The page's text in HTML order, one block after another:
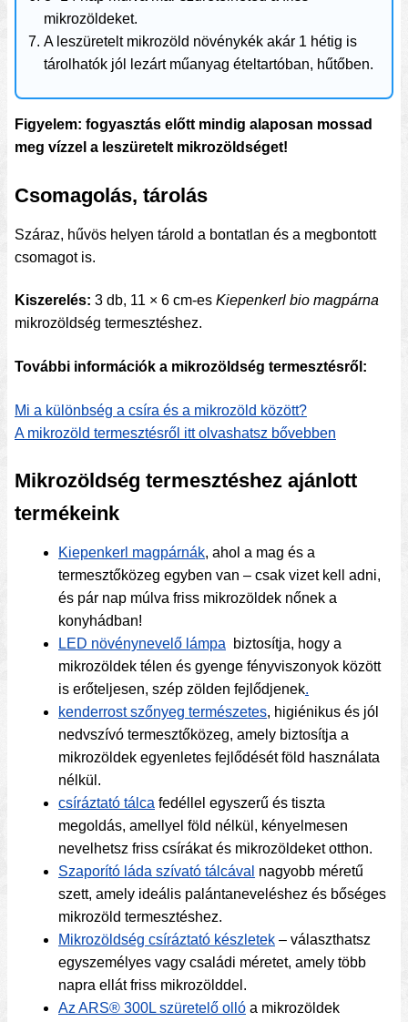
mikrozöldeket.
A leszüretelt mikrozöld növénykék akár 1 hétig is
tárolhatók jól lezárt műanyag ételtartóban, hűtőben.
Figyelem: fogyasztás előtt mindig alaposan mossad
meg vízzel a leszüretelt mikrozöldséget!
Csomagolás, tárolás
Száraz, hűvös helyen tárold a bontatlan és a megbontott
csomagot is.
Kiszerelés: 3 db, 11 × 6 cm-es Kiepenkerl bio magpárna
mikrozöldség termesztéshez.
További információk a mikrozöldség termesztésről:
Mi a különbség a csíra és a mikrozöld között?
A mikrozöld termesztésről itt olvashatsz bővebben
Mikrozöldség termesztéshez ajánlott
termékeink
Kiepenkerl magpárnák, ahol a mag és a
termesztőközeg egyben van – csak vizet kell adni,
és pár nap múlva friss mikrozöldek nőnek a
konyhádban!
LED növénynevelő lámpa biztosítja, hogy a
mikrozöldek télen és gyenge fényviszonyok között
is erőteljesen, szép zölden fejlődjenek.
kenderrost szőnyeg természetes, higiénikus és jól
nedvszívó termesztőközeg, amely biztosítja a
mikrozöldek egyenletes fejlődését föld használata
nélkül.
csíráztató tálca fedéllel egyszerű és tiszta
megoldás, amellyel föld nélkül, kényelmesen
nevelhetsz friss csírákat és mikrozöldeket otthon.
Szaporító láda szívató tálcával nagyobb méretű
szett, amely ideális palántaneveléshez és bőséges
mikrozöld termesztéshez.
Mikrozöldség csíráztató készletek – választhatsz
egyszemélyes vagy családi méretet, amely több
napra ellát friss mikrozölddel.
Az ARS® 300L szüretelő olló a mikrozöldek